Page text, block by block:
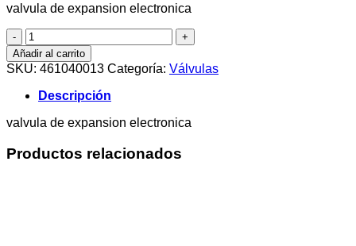
valvula de expansion electronica
valvula
de
expansion
electronica
cantidad
Añadir al carrito
SKU: 461040013 Categoría: Válvulas
Descripción
valvula de expansion electronica
Productos relacionados